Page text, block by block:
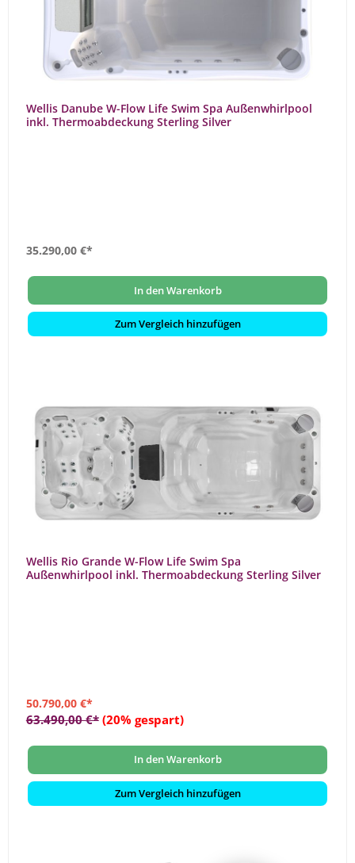
Wellis Danube W-Flow Life Swim Spa Außenwhirlpool
inkl. Thermoabdeckung Sterling Silver
35.290,00 €*
In den Warenkorb
Zum Vergleich hinzufügen
Wellis Rio Grande W-Flow Life Swim Spa
Außenwhirlpool inkl. Thermoabdeckung Sterling Silver
50.790,00 €*
63.490,00 €* (20% gespart)
In den Warenkorb
Zum Vergleich hinzufügen